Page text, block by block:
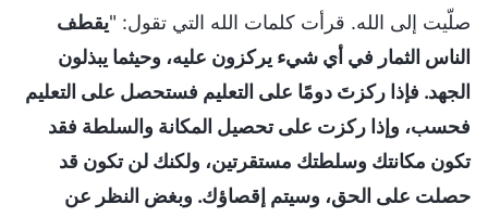
صلّيت إلى الله. قرأت كلمات الله التي تقول: "يقطف
الناس الثمار في أي شيء يركزون عليه، وحيثما يبذلون
الجهد. فإذا ركزتَ دومًا على التعليم فستحصل على التعليم
فحسب، وإذا ركزت على تحصيل المكانة والسلطة فقد
تكون مكانتك وسلطتك مستقرتين، ولكنك لن تكون قد
حصلت على الحق، وسيتم إقصاؤك. وبغض النظر عن